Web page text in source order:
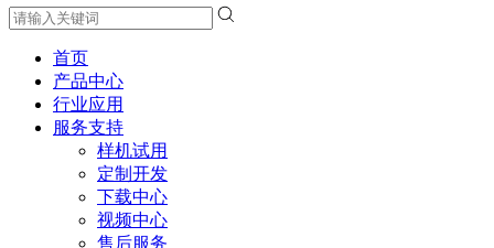
首页
产品中心
行业应用
服务支持
样机试用
定制开发
下载中心
视频中心
售后服务